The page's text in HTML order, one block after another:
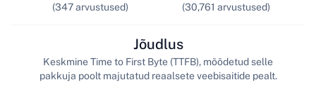
(347 arvustused) (30,761 arvustused)
Jõudlus
Keskmine Time to First Byte (TTFB), mõõdetud selle
pakkuja poolt majutatud reaalsete veebisaitide pealt.